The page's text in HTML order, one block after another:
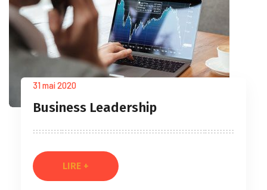
31 mai 2020
Business Leadership
LIRE +